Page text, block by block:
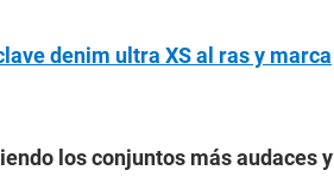
denim ultra XS al ras y marca
los conjuntos más audaces y